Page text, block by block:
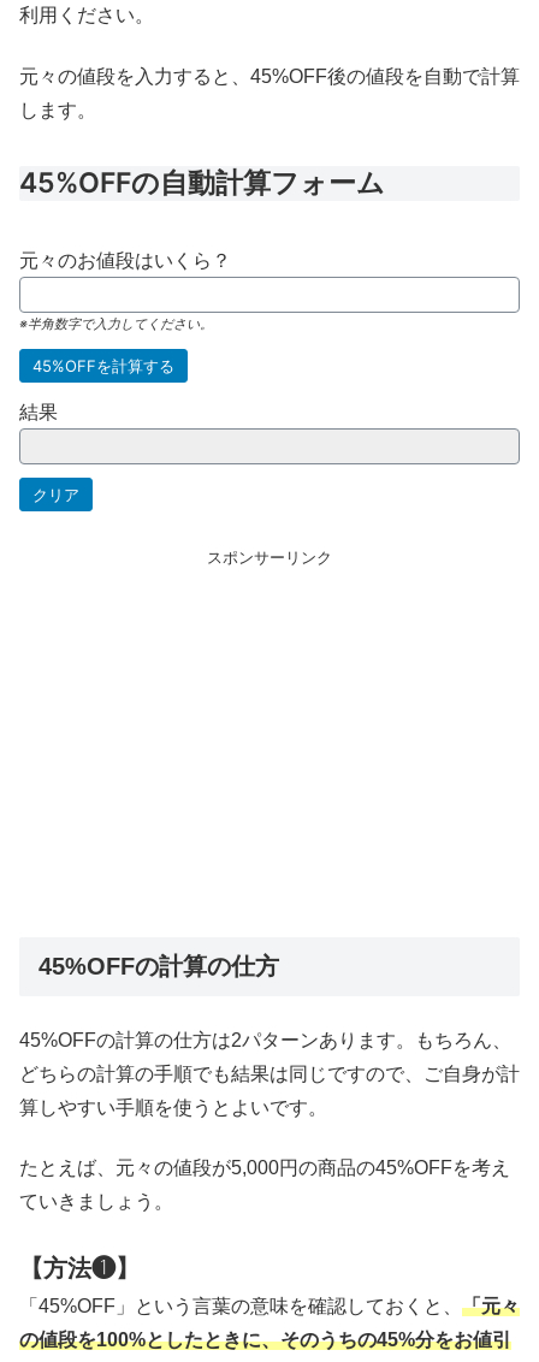
利用ください。
元々の値段を入力すると、45%OFF後の値段を自動で計算
します。
45%OFFの自動計算フォーム
元々のお値段はいくら？
※半角数字で入力してください。
結果
スポンサーリンク
45%OFFの計算の仕方
45%OFFの計算の仕方は2パターンあります。もちろん、
どちらの計算の手順でも結果は同じですので、ご自身が計
算しやすい手順を使うとよいです。
たとえば、元々の値段が5,000円の商品の45%OFFを考え
ていきましょう。
【方法❶】
「45%OFF」という言葉の意味を確認しておくと、 「元々
の値段を100%としたときに、そのうちの45%分をお値引